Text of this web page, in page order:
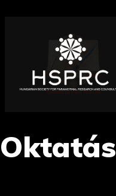
Oktatás